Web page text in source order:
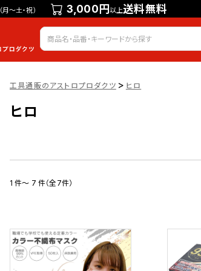
（月～土・祝） 3,000円以上送料無料
会員登録 ログイン
工具通販のアストロプロダクツ > ヒロ
ヒロ
1 件～ 7 件（全7件）